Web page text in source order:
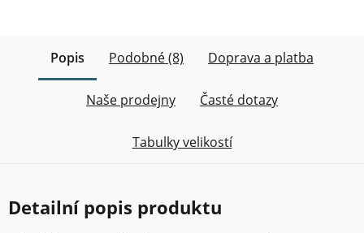
Popis Podobné (8) Doprava a platba
Naše prodejny Časté dotazy
Tabulky velikostí
Detailní popis produktu